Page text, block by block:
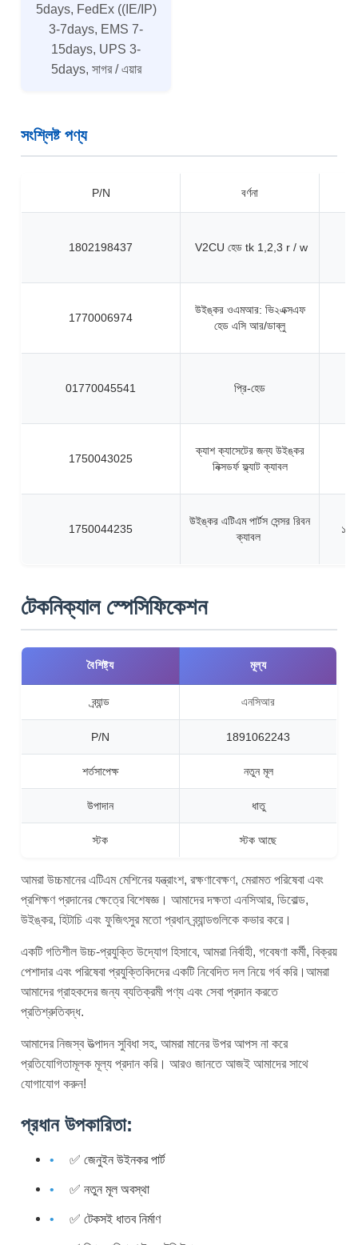
5days, FedEx ((IE/IP)
3-7days, EMS 7-
15days, UPS 3-
5days, সাগর / এয়ার
সংশ্লিষ্ট পণ্য
P/N বর্ণনা
1802198437 V2CU হেড tk 1,2,3 r / w
1770006974
উইঙ্কর ওএমআর: ভি২এক্সএফ
হেড এসি আর/ডাব্লু
01770045541 প্রি-হেড
1750043025
ক্যাশ ক্যাসেটের জন্য উইঙ্কর
নিক্সডর্ফ ফ্ল্যাট ক্যাবল
1750044235
উইঙ্কর এটিএম পার্টস সেন্সর রিবন
ক্যাবল
টেকনিক্যাল স্পেসিফিকেশন
বৈশিষ্ট্য মূল্য
ব্র্যান্ড এনসিআর
P/N 1891062243
শর্তসাপেক্ষ নতুন মূল
উপাদান ধাতু
স্টক স্টক আছে
আমরা উচ্চমানের এটিএম মেশিনের যন্ত্রাংশ, রক্ষণাবেক্ষণ, মেরামত পরিষেবা এবং
প্রশিক্ষণ প্রদানের ক্ষেত্রে বিশেষজ্ঞ। আমাদের দক্ষতা এনসিআর, ডিবোল্ড,
উইঙ্কর, হিটাচি এবং ফুজিৎসুর মতো প্রধান ব্র্যান্ডগুলিকে কভার করে।
একটি গতিশীল উচ্চ-প্রযুক্তি উদ্যোগ হিসাবে, আমরা নির্বাহী, গবেষণা কর্মী, বিক্রয়
পেশাদার এবং পরিষেবা প্রযুক্তিবিদদের একটি নিবেদিত দল নিয়ে গর্ব করি।আমরা
আমাদের গ্রাহকদের জন্য ব্যতিক্রমী পণ্য এবং সেবা প্রদান করতে
প্রতিশ্রুতিবদ্ধ.
আমাদের নিজস্ব উত্পাদন সুবিধা সহ, আমরা মানের উপর আপস না করে
প্রতিযোগিতামূলক মূল্য প্রদান করি। আরও জানতে আজই আমাদের সাথে
যোগাযোগ করুন!
প্রধান উপকারিতা:
✅ জেনুইন উইনকর পার্ট
✅ নতুন মূল অবস্থা
✅ টেকসই ধাতব নির্মাণ